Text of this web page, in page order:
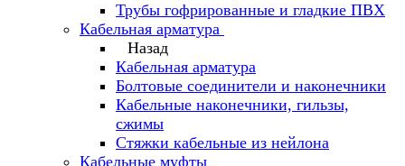
Трубы гофрированные и гладкие ПВХ
Кабельная арматура
Назад
Кабельная арматура
Болтовые соединители и наконечники
Кабельные наконечники, гильзы,
сжимы
Стяжки кабельные из нейлона
Кабельные муфты